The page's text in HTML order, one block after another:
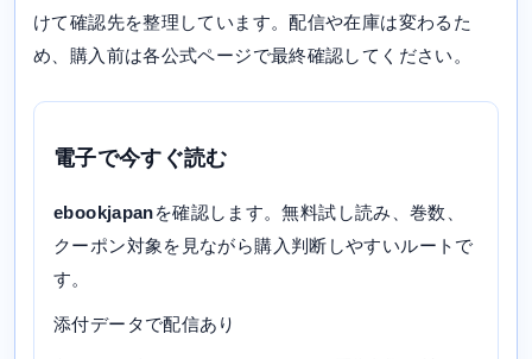
けて確認先を整理しています。配信や在庫は変わるた
め、購入前は各公式ページで最終確認してください。
電子で今すぐ読む
ebookjapanを確認します。無料試し読み、巻数、
クーポン対象を見ながら購入判断しやすいルートで
す。
添付データで配信あり